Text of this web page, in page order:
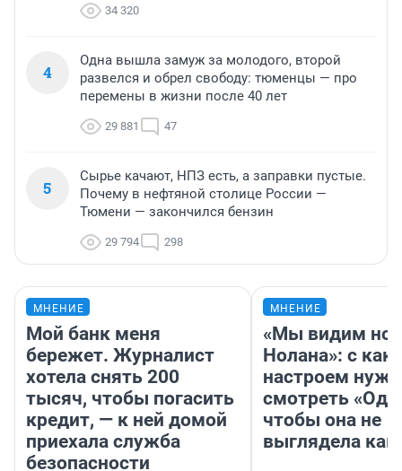
34 320
4
Одна вышла замуж за молодого, второй
развелся и обрел свободу: тюменцы — про
перемены в жизни после 40 лет
29 881 47
5
Сырье качают, НПЗ есть, а заправки пустые.
Почему в нефтяной столице России —
Тюмени — закончился бензин
29 794 298
МНЕНИЕ
Мой банк меня
бережет. Журналист
хотела снять 200
тысяч, чтобы погасить
кредит, — к ней домой
приехала служба
безопасности
МНЕНИЕ
«Мы видим
Нолана»: с
настроем
смотреть
чтобы она не
выглядела как